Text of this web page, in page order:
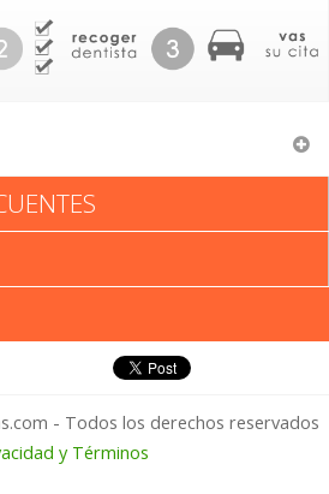
Califica tu
- Todos los derechos reservados
y Términos